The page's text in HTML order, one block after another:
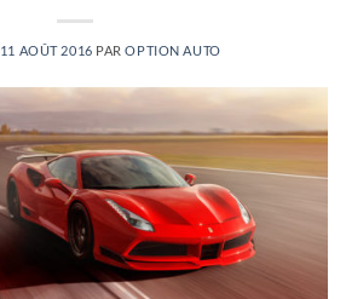
11 AOÛT 2016 PAROPTION AUTO